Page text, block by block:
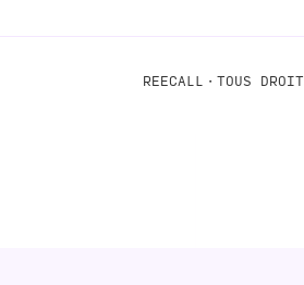
REECALL・TOUS